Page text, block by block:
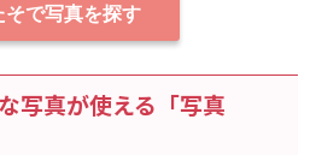
そで写真を探す
写真が使える「写真